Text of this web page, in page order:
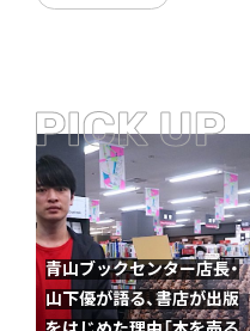
青山ブックセンター店長・
山下優が語る、書店が出版